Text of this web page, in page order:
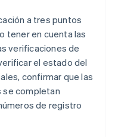
a tres puntos
tener en cuenta las
verificaciones de
el estado del
confirmar que las
se completan
de registro